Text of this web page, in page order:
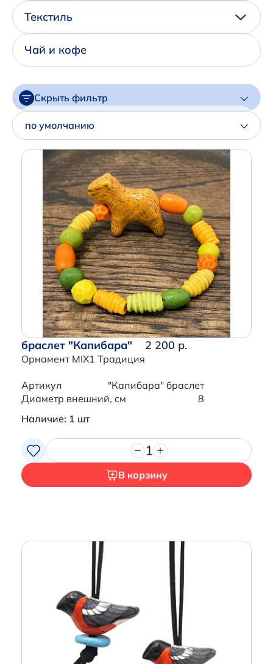
Написать нам в Телеграм
+7 (925) 294-91-85
,
+7 (926) 702-09-76
Текстиль
Чай и кофе
Скрыть фильтр
Артикул
Производитель
по умолчанию
браслет "Капибара"
Орнамент MIX1 Традиция
2 200 р.
Артикул
"Капибара" браслет
Диаметр внешний, см
8
Наличие: 1 шт
1
В корзину